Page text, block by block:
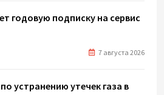
годовую подписку на сервис
7 августа 2026
устранению утечек газа в